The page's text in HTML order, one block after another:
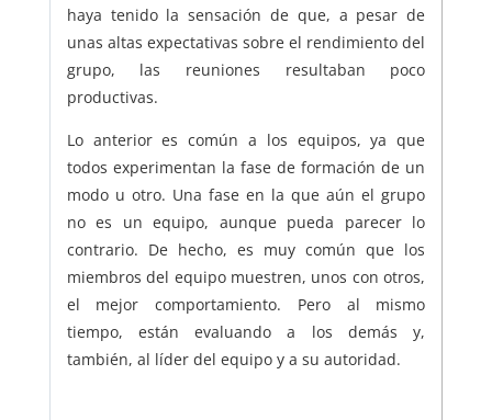
haya tenido la sensación de que, a pesar de
unas altas expectativas sobre el rendimiento del
grupo, las reuniones resultaban poco
productivas.
Lo anterior es común a los equipos, ya que
todos experimentan la fase de formación de un
modo u otro. Una fase en la que aún el grupo
no es un equipo, aunque pueda parecer lo
contrario. De hecho, es muy común que los
miembros del equipo muestren, unos con otros,
el mejor comportamiento. Pero al mismo
tiempo, están evaluando a los demás y,
también, al líder del equipo y a su autoridad.